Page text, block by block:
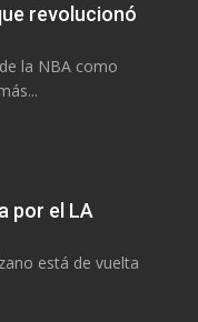
revolucionó
la NBA como
por el LA
está de vuelta